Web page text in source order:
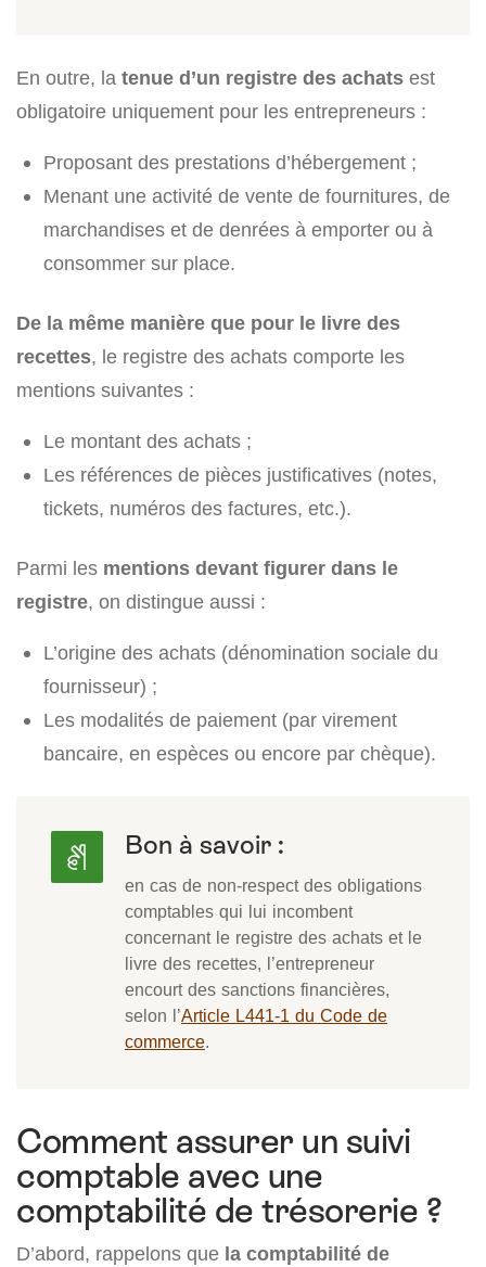
En outre, la tenue d’un registre des achats est
obligatoire uniquement pour les entrepreneurs :
Proposant des prestations d’hébergement ;
Menant une activité de vente de fournitures, de
marchandises et de denrées à emporter ou à
consommer sur place.
De la même manière que pour le livre des
recettes, le registre des achats comporte les
mentions suivantes :
Le montant des achats ;
Les références de pièces justificatives (notes,
tickets, numéros des factures, etc.).
Parmi les mentions devant figurer dans le
registre, on distingue aussi :
L’origine des achats (dénomination sociale du
fournisseur) ;
Les modalités de paiement (par virement
bancaire, en espèces ou encore par chèque).
Bon à savoir :
en cas de non-respect des obligations
comptables qui lui incombent
concernant le registre des achats et le
livre des recettes, l’entrepreneur
encourt des sanctions financières,
selon l’Article L441-1 du Code de
commerce.
Comment assurer un suivi
comptable avec une
comptabilité de trésorerie ?
D’abord, rappelons que la comptabilité de